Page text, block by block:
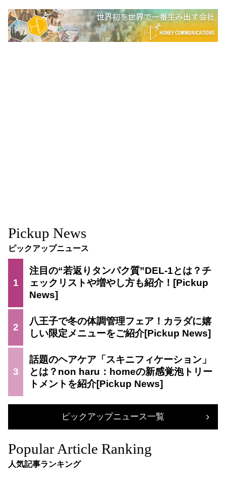
Pickup News
ピックアップニュース
1
注目の“若返りタンパク質”DEL-1とは？チ
ェックリストや増やし方も紹介！
2
八王子で冬の体調管理フェア！カラダに嬉
しい限定メニューをご紹介
3
話題のヘアケア「スキニフィケーション」
とは？non haru：homeの新感覚泡トリー
トメントを紹介
ピックアップニュース一覧
Popular Article Ranking
人気記事ランキング